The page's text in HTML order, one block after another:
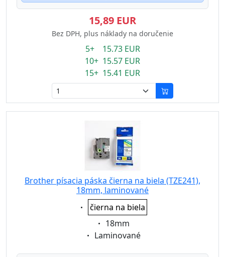
15,89 EUR
Bez DPH, plus náklady na doručenie
5+ 15.73 EUR
10+ 15.57 EUR
15+ 15.41 EUR
Brother písacia páska čierna na biela (TZE241),
18mm, laminované
Eigenschaft:
čierna na biela
Eigenschaft:
18mm
Eigenschaft:
Laminované